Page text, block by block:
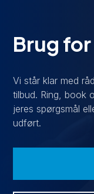
Brug
Vi står klar med
tilbud. Ring, book
jeres spørgsmål
udført.